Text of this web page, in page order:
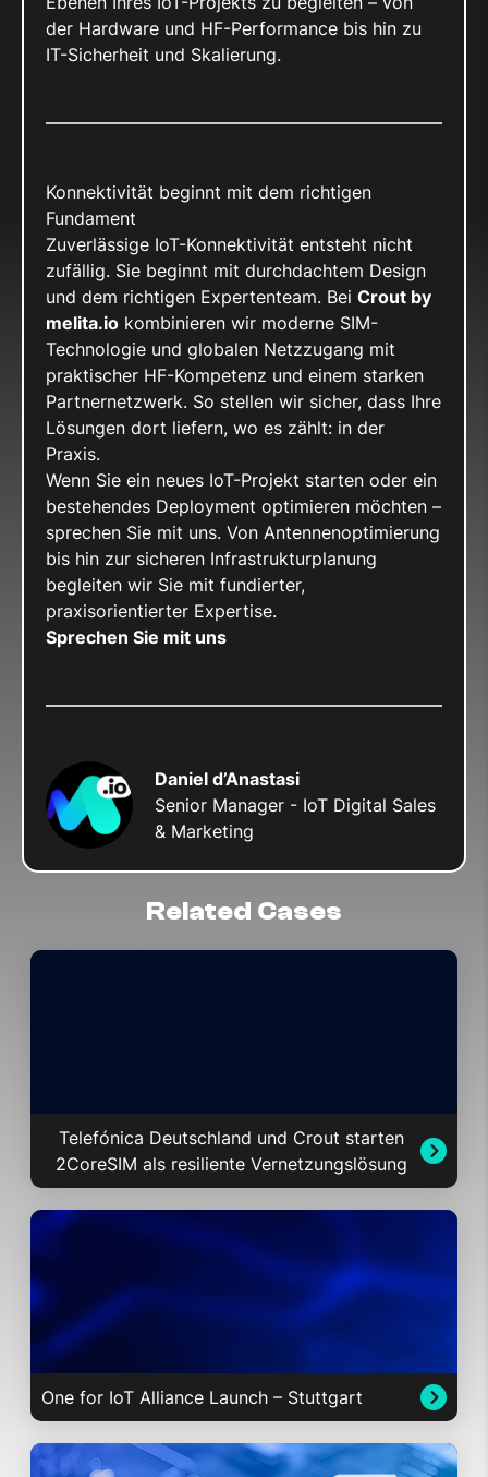
der Hardware und HF-Performance bis hin zu
IT-Sicherheit und Skalierung.
Konnektivität beginnt mit dem richtigen
Fundament
Zuverlässige IoT-Konnektivität entsteht nicht
zufällig. Sie beginnt mit durchdachtem Design
und dem richtigen Expertenteam. Bei Crout by
melita.io kombinieren wir moderne SIM-
Technologie und globalen Netzzugang mit
praktischer HF-Kompetenz und einem starken
Partnernetzwerk. So stellen wir sicher, dass Ihre
Lösungen dort liefern, wo es zählt: in der
Praxis.
Wenn Sie ein neues IoT-Projekt starten oder ein
bestehendes Deployment optimieren möchten –
sprechen Sie mit uns. Von Antennenoptimierung
bis hin zur sicheren Infrastrukturplanung
begleiten wir Sie mit fundierter,
praxisorientierter Expertise.
Sprechen Sie mit uns
Daniel d’Anastasi
Senior Manager - IoT Digital Sales
& Marketing
Related Cases
Telefónica Deutschland und Crout starten
2CoreSIM als resiliente Vernetzungslösung
One for IoT Alliance Launch – Stuttgart